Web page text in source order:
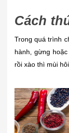
Cách
Trong quá trình
hành, gừng
rồi xào thì mùi